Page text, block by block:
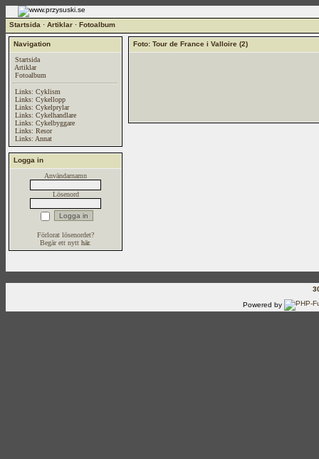
Startsida · Artiklar · Fotoalbum
Navigation
Startsida
Artiklar
Fotoalbum
Links: Cyklism
Links: Cykellopp
Links: Cykelprylar
Links: Cykelhandlare
Links: Cykelbyggare
Links: Resor
Links: Annat
Logga in
Användarnamn
Lösenord
Förlorat lösenordet?
Begär ett nytt här.
Foto: Tour de France i Valloire (2)
Powered by